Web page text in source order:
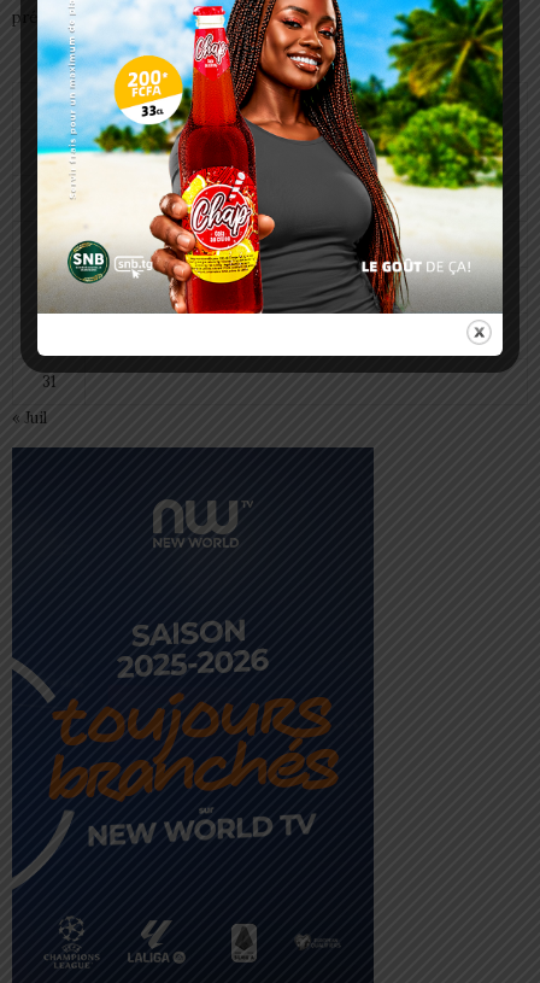
préparent à transmettre
août 2026
L M M J V S
1 2
5
12 13 14 16
17 18 19 21 22 23
30
31
« Juil